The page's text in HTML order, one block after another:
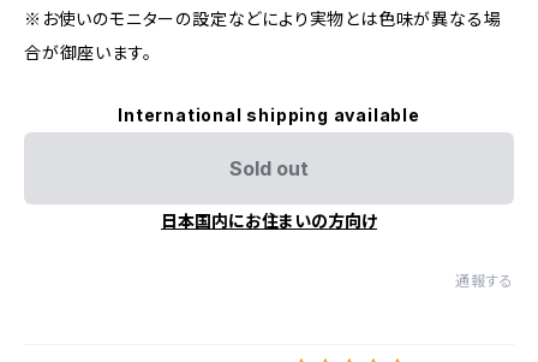
※お使いのモニターの設定などにより実物とは色味が異なる場
合が御座います。
International shipping available
Sold out
日本国内にお住まいの方向け
通報する